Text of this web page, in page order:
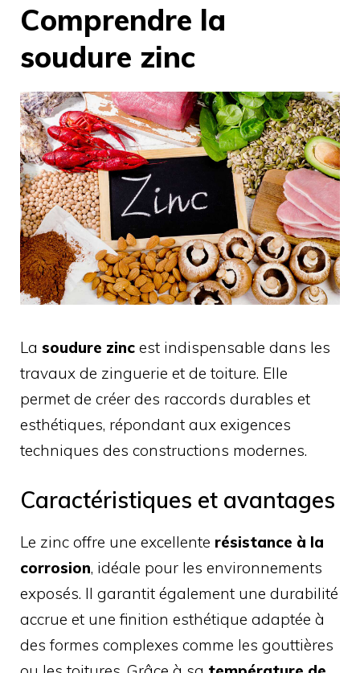
Comprendre la
soudure zinc
La soudure zinc est indispensable dans les
travaux de zinguerie et de toiture. Elle
permet de créer des raccords durables et
esthétiques, répondant aux exigences
techniques des constructions modernes.
Caractéristiques et avantages
Le zinc offre une excellente résistance à la
corrosion, idéale pour les environnements
exposés. Il garantit également une durabilité
accrue et une finition esthétique adaptée à
des formes complexes comme les gouttières